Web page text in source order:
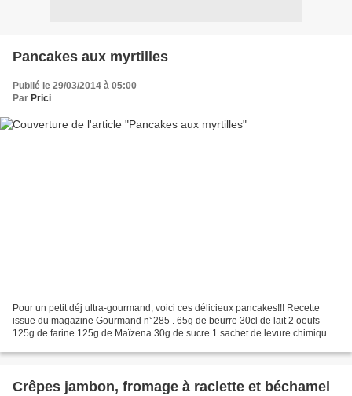
Pancakes aux myrtilles
Publié le 29/03/2014 à 05:00
Par Prici
Pour un petit déj ultra-gourmand, voici ces délicieux pancakes!!! Recette
issue du magazine Gourmand n°285 . 65g de beurre 30cl de lait 2 oeufs
125g de farine 125g de Maïzena 30g de sucre 1 sachet de levure chimique
Crêpes jambon, fromage à raclette et béchamel